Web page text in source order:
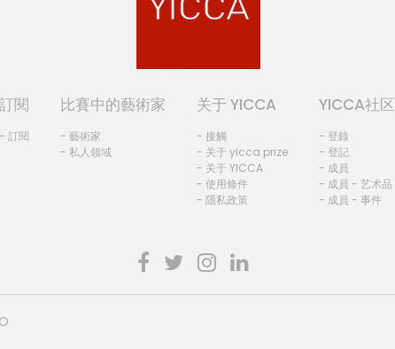
訂閱
- 訂閱
比賽中的藝術家
- 藝術家
- 私人领域
关于 YICCA
- 接觸
- 关于 yicca prize
- 关于 YICCA
- 使用條件
- 隱私政策
YICCA社区
- 登錄
- 登記
- 成員
- 成員 - 艺术品
- 成員 - 事件